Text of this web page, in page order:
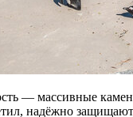
— массивные
надёжно